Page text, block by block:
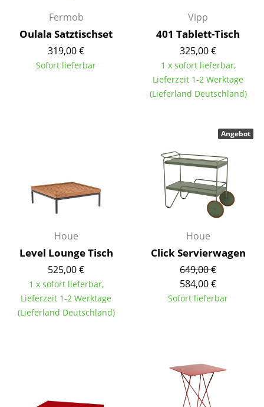
Aufbewahrungsboxen
Decken
Kissen
Zuhause
Wohnzimmer
Esszimmer
Schlafzimmer
Kinderzimmer
Arbeitszimmer
Balkon & Garten
Fermob
Oulala Satztischset
319,00 €
Sofort lieferbar
Vipp
401 Tablett-Tisch
325,00 €
1 x sofort lieferbar,
Lieferzeit 1-2 Werktage
(Lieferland Deutschland)
Houe
Level Lounge Tisch
525,00 €
1 x sofort lieferbar,
Lieferzeit 1-2 Werktage
(Lieferland Deutschland)
Houe
Click Servierwagen
649,00 €
584,00 €
Sofort lieferbar
Angebot